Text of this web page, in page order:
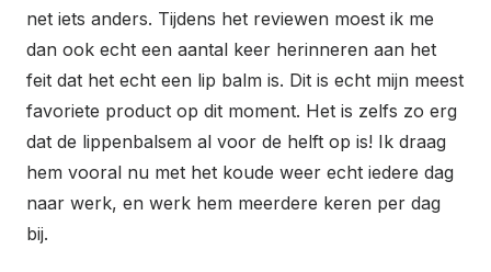
net iets anders. Tijdens het reviewen moest ik me
dan ook echt een aantal keer herinneren aan het
feit dat het echt een lip balm is. Dit is echt mijn meest
favoriete product op dit moment. Het is zelfs zo erg
dat de lippenbalsem al voor de helft op is! Ik draag
hem vooral nu met het koude weer echt iedere dag
naar werk, en werk hem meerdere keren per dag
bij.